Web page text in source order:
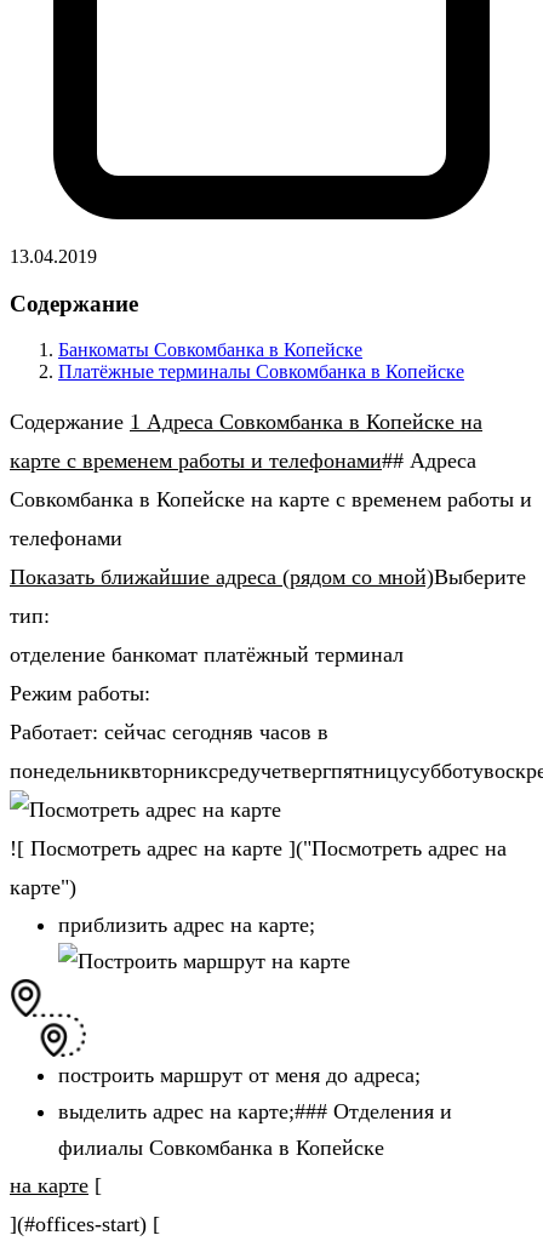
13.04.2019
Содержание
Банкоматы Совкомбанка в Копейске
Платёжные терминалы Совкомбанка в Копейске
Содержание 1 Адреса Совкомбанка в Копейске на
карте с временем работы и телефонами## Адреса
Совкомбанка в Копейске на карте с временем работы и
телефонами
Показать ближайшие адреса (рядом со мной)Выберите
тип:
отделение банкомат платёжный терминал
Режим работы:
Работает: сейчас сегодняв часов в
![ Посмотреть адрес на карте ]("Посмотреть адрес на
карте")
приблизить адрес на карте;
построить маршрут от меня до адреса;
выделить адрес на карте;### Отделения и
филиалы Совкомбанка в Копейске
на карте [
](#offices-start) [